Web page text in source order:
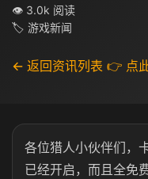
👁 3.0k 阅读
🏷 游戏新闻
← 返回资讯列表 👉 点
各位猎人小伙伴们，
已经开启，而且全免